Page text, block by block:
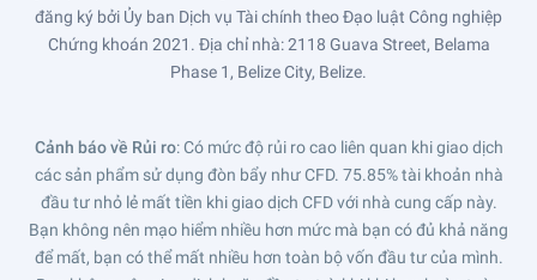
đăng ký bởi Ủy ban Dịch vụ Tài chính theo Đạo luật Công nghiệp
Chứng khoán 2021. Địa chỉ nhà: 2118 Guava Street, Belama
Phase 1, Belize City, Belize.
Cảnh báo về Rủi ro: Có mức độ rủi ro cao liên quan khi giao dịch
các sản phẩm sử dụng đòn bẩy như CFD. 75.85% tài khoản nhà
đầu tư nhỏ lẻ mất tiền khi giao dịch CFD với nhà cung cấp này.
Bạn không nên mạo hiểm nhiều hơn mức mà bạn có đủ khả năng
để mất, bạn có thể mất nhiều hơn toàn bộ vốn đầu tư của mình.